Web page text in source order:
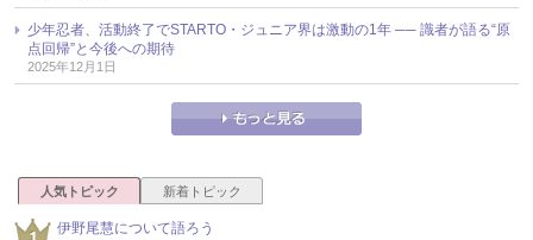
少年忍者、活動終了でSTARTO・ジュニア界は激動の1年 ── 識者が語る“原
点回帰”と今後への期待
2025年12月1日
人気トピック 新着トピック
伊野尾慧について語ろう